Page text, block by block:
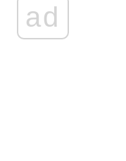
ad